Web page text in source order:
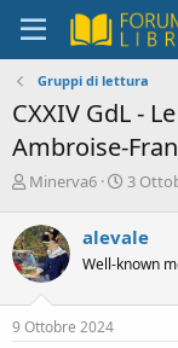
Gruppi di lettura
CXXIV GdL -
Ambroise-
C
e
a
t
o
r
e
Minerva6
D
a
d
i
3
alevale
Well-known
9 Ottobre 2024